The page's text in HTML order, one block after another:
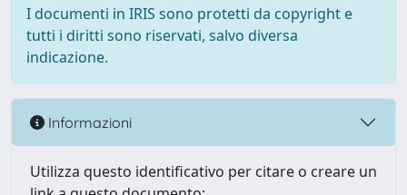
I documenti in IRIS sono protetti da copyright e
tutti i diritti sono riservati, salvo diversa
indicazione.
Informazioni
Utilizza questo identificativo per citare o creare un